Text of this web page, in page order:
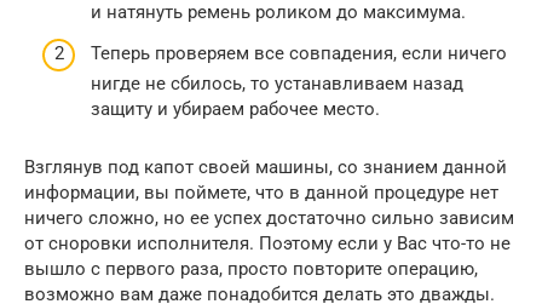
и натянуть ремень роликом до максимума.
Теперь проверяем все совпадения, если ничего
нигде не сбилось, то устанавливаем назад
защиту и убираем рабочее место.
Взглянув под капот своей машины, со знанием данной
информации, вы поймете, что в данной процедуре нет
ничего сложно, но ее успех достаточно сильно зависим
от сноровки исполнителя. Поэтому если у Вас что-то не
вышло с первого раза, просто повторите операцию,
возможно вам даже понадобится делать это дважды.